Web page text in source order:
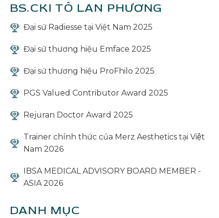
BS.CKI TÔ LAN PHƯƠNG
Đại sứ Radiesse tại Việt Nam 2025
Đại sứ thương hiệu Emface 2025
Đại sứ thương hiệu ProFhilo 2025
PGS Valued Contributor Award 2025
Rejuran Doctor Award 2025
Trainer chính thức của Merz Aesthetics tại Việt
Nam 2026
IBSA MEDICAL ADVISORY BOARD MEMBER -
ASIA 2026
DANH MỤC